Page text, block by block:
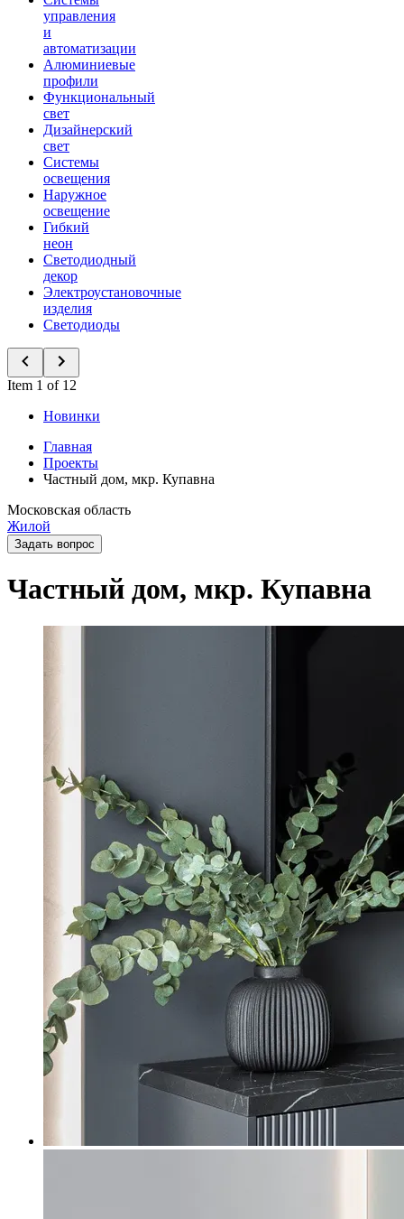
управления
и
автоматизации
Алюминиевые
профили
Функциональный
свет
Дизайнерский
свет
Системы
освещения
Наружное
освещение
Гибкий
неон
Светодиодный
декор
Электроустановочные
изделия
Светодиоды
Item 1 of 12
Новинки
Главная
Проекты
Частный дом, мкр. Купавна
Московская область
Жилой
Задать вопрос
Частный дом, мкр. Купавна